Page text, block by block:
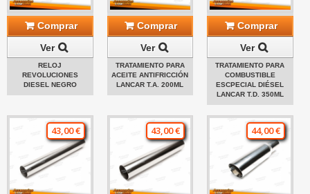
Comprar
Ver
RELOJ
REVOLUCIONES
DIESEL NEGRO
Comprar
Ver
TRATAMIENTO PARA
ACEITE ANTIFRICCIÓN
LANCAR T.A. 200ML
Comprar
Ver
TRATAMIENTO PARA
COMBUSTIBLE
ESCPECIAL DIÉSEL
LANCAR T.D. 350ML
43,00 € 43,00 € 44,00 €